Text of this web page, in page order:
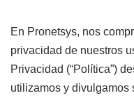
En Pronetsys, nos
privacidad de nuestros
Privacidad (“Política”)
utilizamos y divulgamos